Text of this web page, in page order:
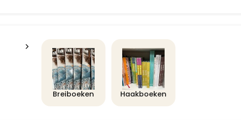
Breiboeken Haakboeken